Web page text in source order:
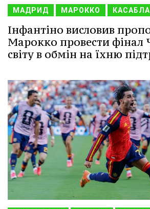
МАДРИД МАРОККО
Інфантіно висловив
Марокко провести фінал
світу в обмін на їхню